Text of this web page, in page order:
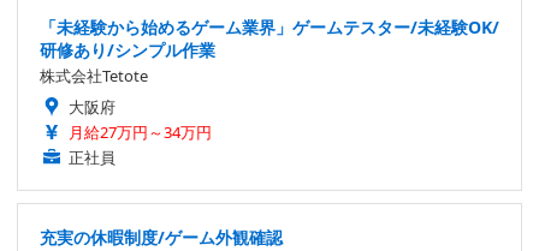
「未経験から始めるゲーム業界」ゲームテスター/未経験OK/
研修あり/シンプル作業
株式会社Tetote
大阪府
月給27万円～34万円
正社員
充実の休暇制度/ゲーム外観確認